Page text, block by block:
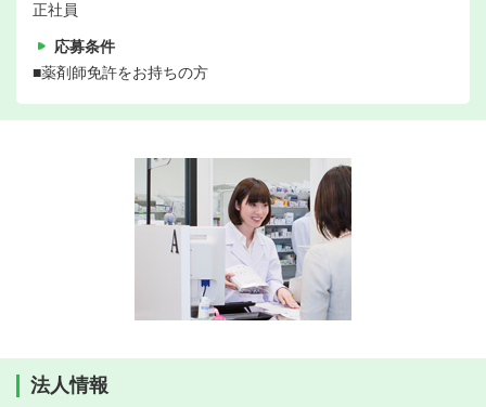
正社員
応募条件
■薬剤師免許をお持ちの方
法人情報